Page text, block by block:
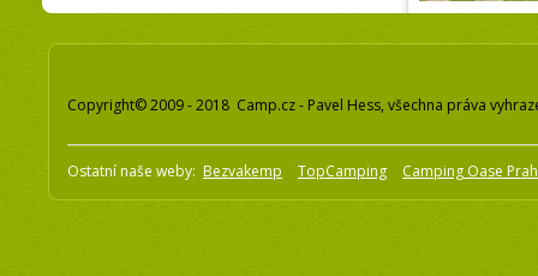
Copyright© 2009 - 2018 Camp.cz - Pavel Hess, všechna práva
Ostatní naše weby: Bezvakemp TopCamping Camping Oase